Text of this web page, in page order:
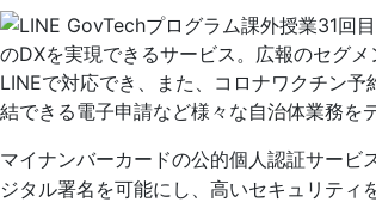
マイナンバーカードの公的個人認証サービ
ジタル署名を可能にし、高いセキュリティ